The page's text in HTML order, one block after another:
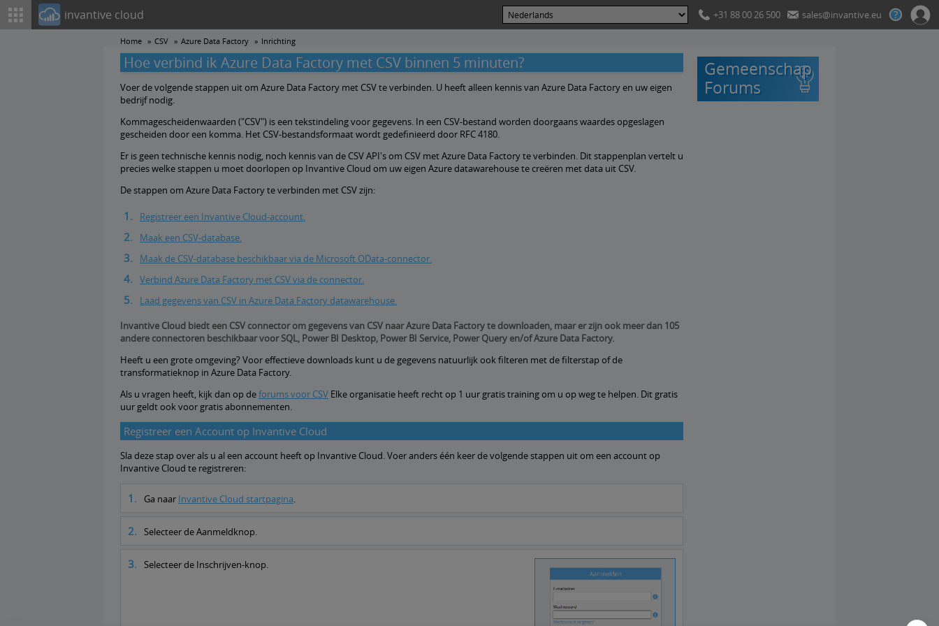
invantive cloud +31 88 00 26 500 sales@invantive.eu
Home CSV Azure Data Factory Inrichting
Hoe verbind ik Azure Data Factory met CSV binnen 5 minuten?
Voer de volgende stappen uit om Azure Data Factory met CSV te verbinden. U heeft alleen kennis van Azure Data Factory en uw eigen
bedrijf nodig.
Kommagescheidenwaarden ("CSV") is een tekstindeling voor gegevens. In een CSV-bestand worden doorgaans waardes opgeslagen
gescheiden door een komma. Het CSV-bestandsformaat wordt gedefinieerd door RFC 4180.
Er is geen technische kennis nodig, noch kennis van de CSV API's om CSV met Azure Data Factory te verbinden. Dit stappenplan vertelt u
precies welke stappen u moet doorlopen op Invantive Cloud om uw eigen Azure datawarehouse te creëren met data uit CSV.
De stappen om Azure Data Factory te verbinden met CSV zijn:
Registreer een Invantive Cloud-account.
Maak een CSV-database.
Maak de CSV-database beschikbaar via de Microsoft OData-connector.
Verbind Azure Data Factory met CSV via de connector.
Laad gegevens van CSV in Azure Data Factory datawarehouse.
Invantive Cloud biedt een CSV connector om gegevens van CSV naar Azure Data Factory te downloaden, maar er zijn ook meer dan 105
andere connectoren beschikbaar voor SQL, Power BI Desktop, Power BI Service, Power Query en/of Azure Data Factory.
Heeft u een grote omgeving? Voor effectieve downloads kunt u de gegevens natuurlijk ook filteren met de filterstap of de
transformatieknop in Azure Data Factory.
Als u vragen heeft, kijk dan op deforums voor CSV Elke organisatie heeft recht op 1 uur gratis training om u op weg te helpen. Dit gratis
uur geldt ook voor gratis abonnementen.
Registreer een Account op Invantive Cloud
Sla deze stap over als u al een account heeft op Invantive Cloud. Voer anders één keer de volgende stappen uit om een account op
Invantive Cloud te registreren:
Ga naar Invantive Cloud startpagina.
Selecteer de Aanmeldknop.
Selecteer de Inschrijven-knop.
Gemeenschap
Forums